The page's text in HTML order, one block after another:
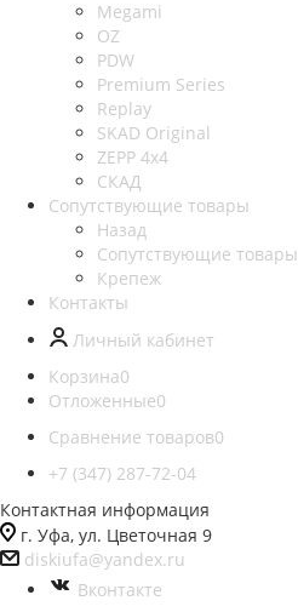
Megami
OZ
PDW
Premium Series
Replay
SKAD Original
ZEPP 4x4
СКАД
Сопутствующие товары
Назад
Сопутствующие товары
Крепеж
Контакты
Личный кабинет
Корзина0
Отложенные0
Сравнение товаров0
+7 (347) 287-72-04
Контактная информация
г. Уфа, ул. Цветочная 9
diskiufa@yandex.ru
Вконтакте